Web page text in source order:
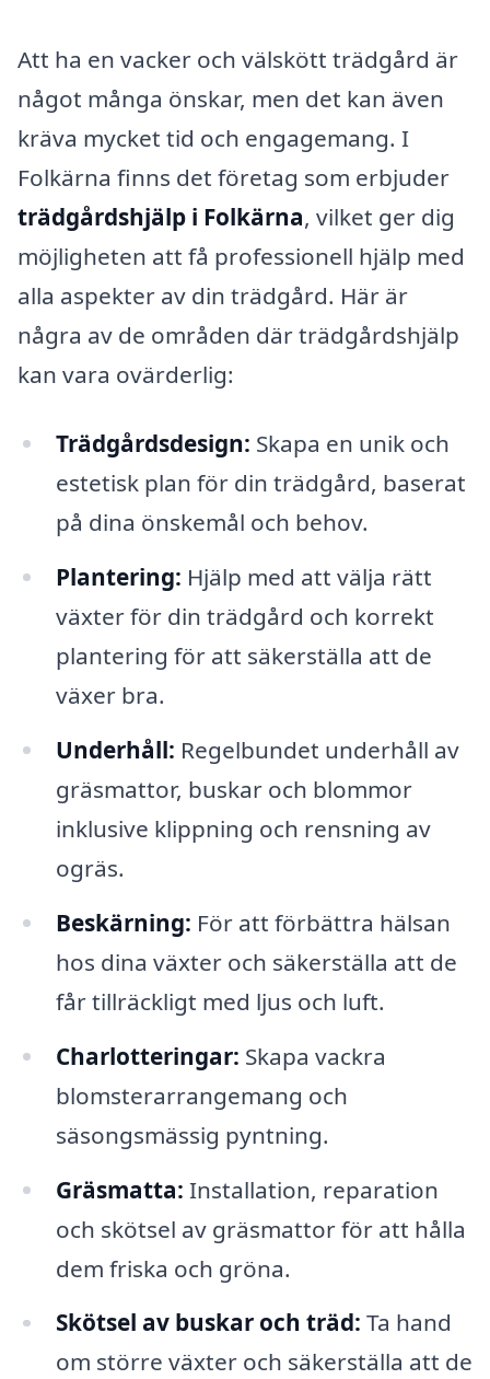
Att ha en vacker och välskött trädgård är
något många önskar, men det kan även
kräva mycket tid och engagemang. I
Folkärna finns det företag som erbjuder
trädgårdshjälp i Folkärna, vilket ger dig
möjligheten att få professionell hjälp med
alla aspekter av din trädgård. Här är
några av de områden där trädgårdshjälp
kan vara ovärderlig:
Trädgårdsdesign: Skapa en unik och
estetisk plan för din trädgård, baserat
på dina önskemål och behov.
Plantering: Hjälp med att välja rätt
växter för din trädgård och korrekt
plantering för att säkerställa att de
växer bra.
Underhåll: Regelbundet underhåll av
gräsmattor, buskar och blommor
inklusive klippning och rensning av
ogräs.
Beskärning: För att förbättra hälsan
hos dina växter och säkerställa att de
får tillräckligt med ljus och luft.
Charlotteringar: Skapa vackra
blomsterarrangemang och
säsongsmässig pyntning.
Gräsmatta: Installation, reparation
och skötsel av gräsmattor för att hålla
dem friska och gröna.
Skötsel av buskar och träd: Ta hand
om större växter och säkerställa att de